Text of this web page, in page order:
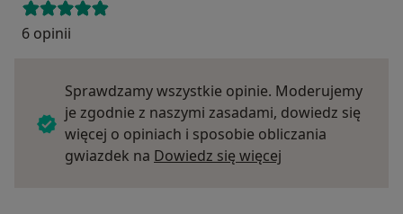
6 opinii
Sprawdzamy wszystkie opinie. Moderujemy
je zgodnie z naszymi zasadami, dowiedz się
więcej o opiniach i sposobie obliczania
gwiazdek na Dowiedz się więcej